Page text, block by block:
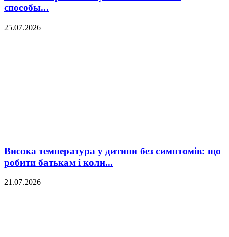
способы...
25.07.2026
Висока температура у дитини без симптомів: що
робити батькам і коли...
21.07.2026